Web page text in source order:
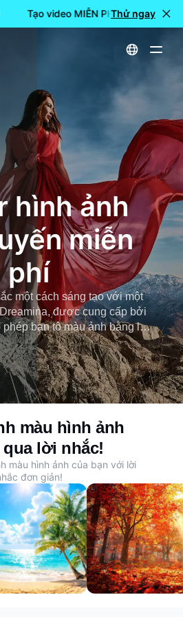
Tạo video MIỄN PHÍ với Dreamina
Thử ngay
hình ảnh trực tuyến miễn phí
hình ảnh
miễn
phí
một cách sáng tạo với một
được cung cấp bởi
phép bạn tô màu ảnh bằng lời
màu điện ảnh, lớp phủ màu và
mà không cần các công cụ
sửa thủ công.
màu hình ảnh
lời nhắc!
màu hình ảnh của bạn với lời
đơn giản!